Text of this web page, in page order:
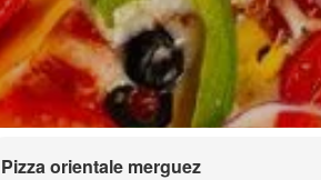
Pizza orientale merguez